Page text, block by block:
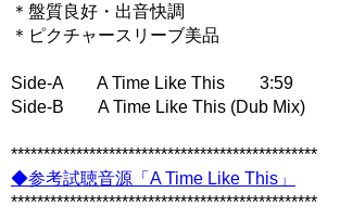
＊盤質良好・出音快調
＊ピクチャースリーブ美品
Side-A A Time Like This 3:59
Side-B A Time Like This (Dub Mix)
***********************************************
◆参考試聴音源「A Time Like This」
***********************************************